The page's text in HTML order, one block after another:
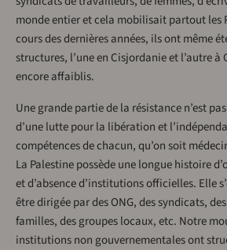
monde entier et cela mobilisait partout les
cours des dernières années, ils ont même
structures, l’une en Cisjordanie et l’autre à
encore affaiblis.
Une grande partie de la résistance n’est
d’une lutte pour la libération et
compétences de chacun, qu’on soit
La Palestine possède une longue histoire
et d’absence d’institutions officielles. Elle
être dirigée par des ONG, des syndicats,
familles, des groupes locaux, etc. Notre
institutions non gouvernementales ont